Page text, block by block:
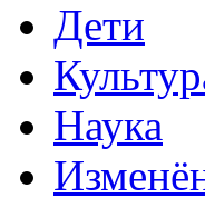
Дети
Наука